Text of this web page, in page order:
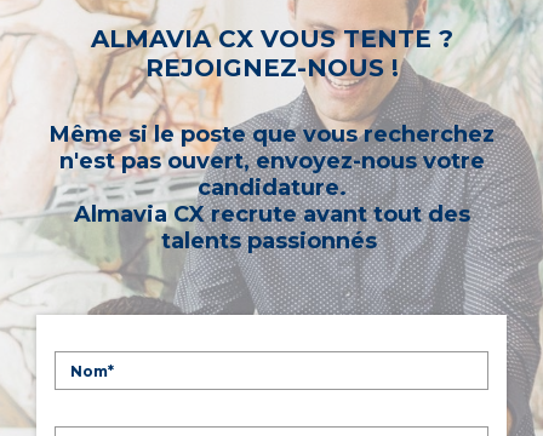
d’autres mots-clés ou à sélectionner un « métier ».
ALMAVIA CX VOUS TENTE ?
REJOIGNEZ-NOUS !
Même si le poste que vous recherchez
n'est pas ouvert, envoyez-nous votre
candidature.
Almavia CX recrute avant tout des
talents passionnés